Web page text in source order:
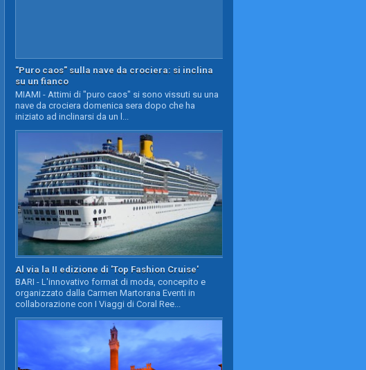
"Puro caos" sulla nave da crociera: si inclina
su un fianco
MIAMI - Attimi di "puro caos" si sono vissuti su una
nave da crociera domenica sera dopo che ha
iniziato ad inclinarsi da un l...
Al via la II edizione di 'Top Fashion Cruise'
BARI - L'innovativo format di moda, concepito e
organizzato dalla Carmen Martorana Eventi in
collaborazione con I Viaggi di Coral Ree...